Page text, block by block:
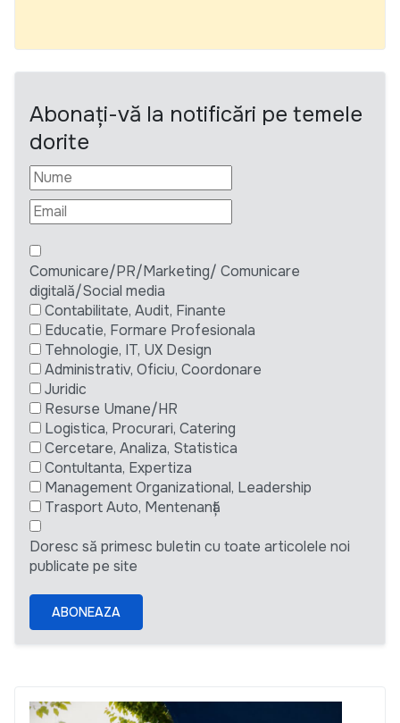
Abonați-vă la notificări pe temele
dorite
Comunicare/PR/Marketing/ Comunicare
digitală/Social media
Contabilitate, Audit, Finante
Educatie, Formare Profesionala
Tehnologie, IT, UX Design
Administrativ, Oficiu, Coordonare
Juridic
Resurse Umane/HR
Logistica, Procurari, Catering
Cercetare, Analiza, Statistica
Contultanta, Expertiza
Management Organizational, Leadership
Trasport Auto, Mentenanță
Doresc să primesc buletin cu toate articolele noi
publicate pe site
ABONEAZA